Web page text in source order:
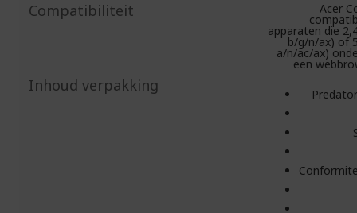
Compatibiliteit Acer
apparaten die
b/g/n/ax) of
a/n/ac/ax)
een
Inhoud verpakking